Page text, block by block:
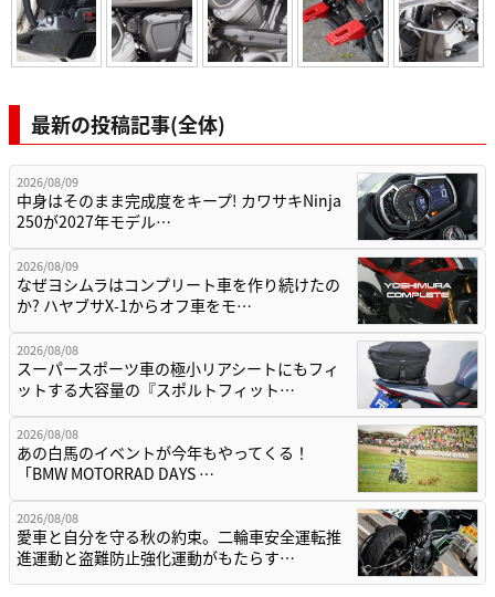
最新の投稿記事(全体)
2026/08/09
中身はそのまま完成度をキープ! カワサキNinja
250が2027年モデル…
2026/08/09
なぜヨシムラはコンプリート車を作り続けたの
か? ハヤブサX-1からオフ車をモ…
2026/08/08
スーパースポーツ車の極小リアシートにもフィ
ットする大容量の『スポルトフィット…
2026/08/08
あの白馬のイベントが今年もやってくる！
「BMW MOTORRAD DAYS …
2026/08/08
愛車と自分を守る秋の約束。二輪車安全運転推
進運動と盗難防止強化運動がもたらす…